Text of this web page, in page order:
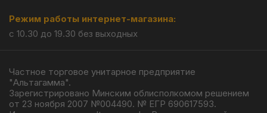
Режим работы интернет-магазина:
с 10.30 до 19.30 без выходных
Частное торговое унитарное предприятие
"Альтагамма".
Зарегистрировано Минским облисполкомом решением
от 23 ноября 2007 №004490. № ЕГР 690617593.